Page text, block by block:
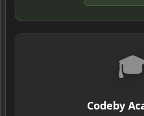
Codeby